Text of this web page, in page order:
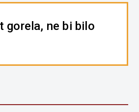
gorela, ne bi bilo